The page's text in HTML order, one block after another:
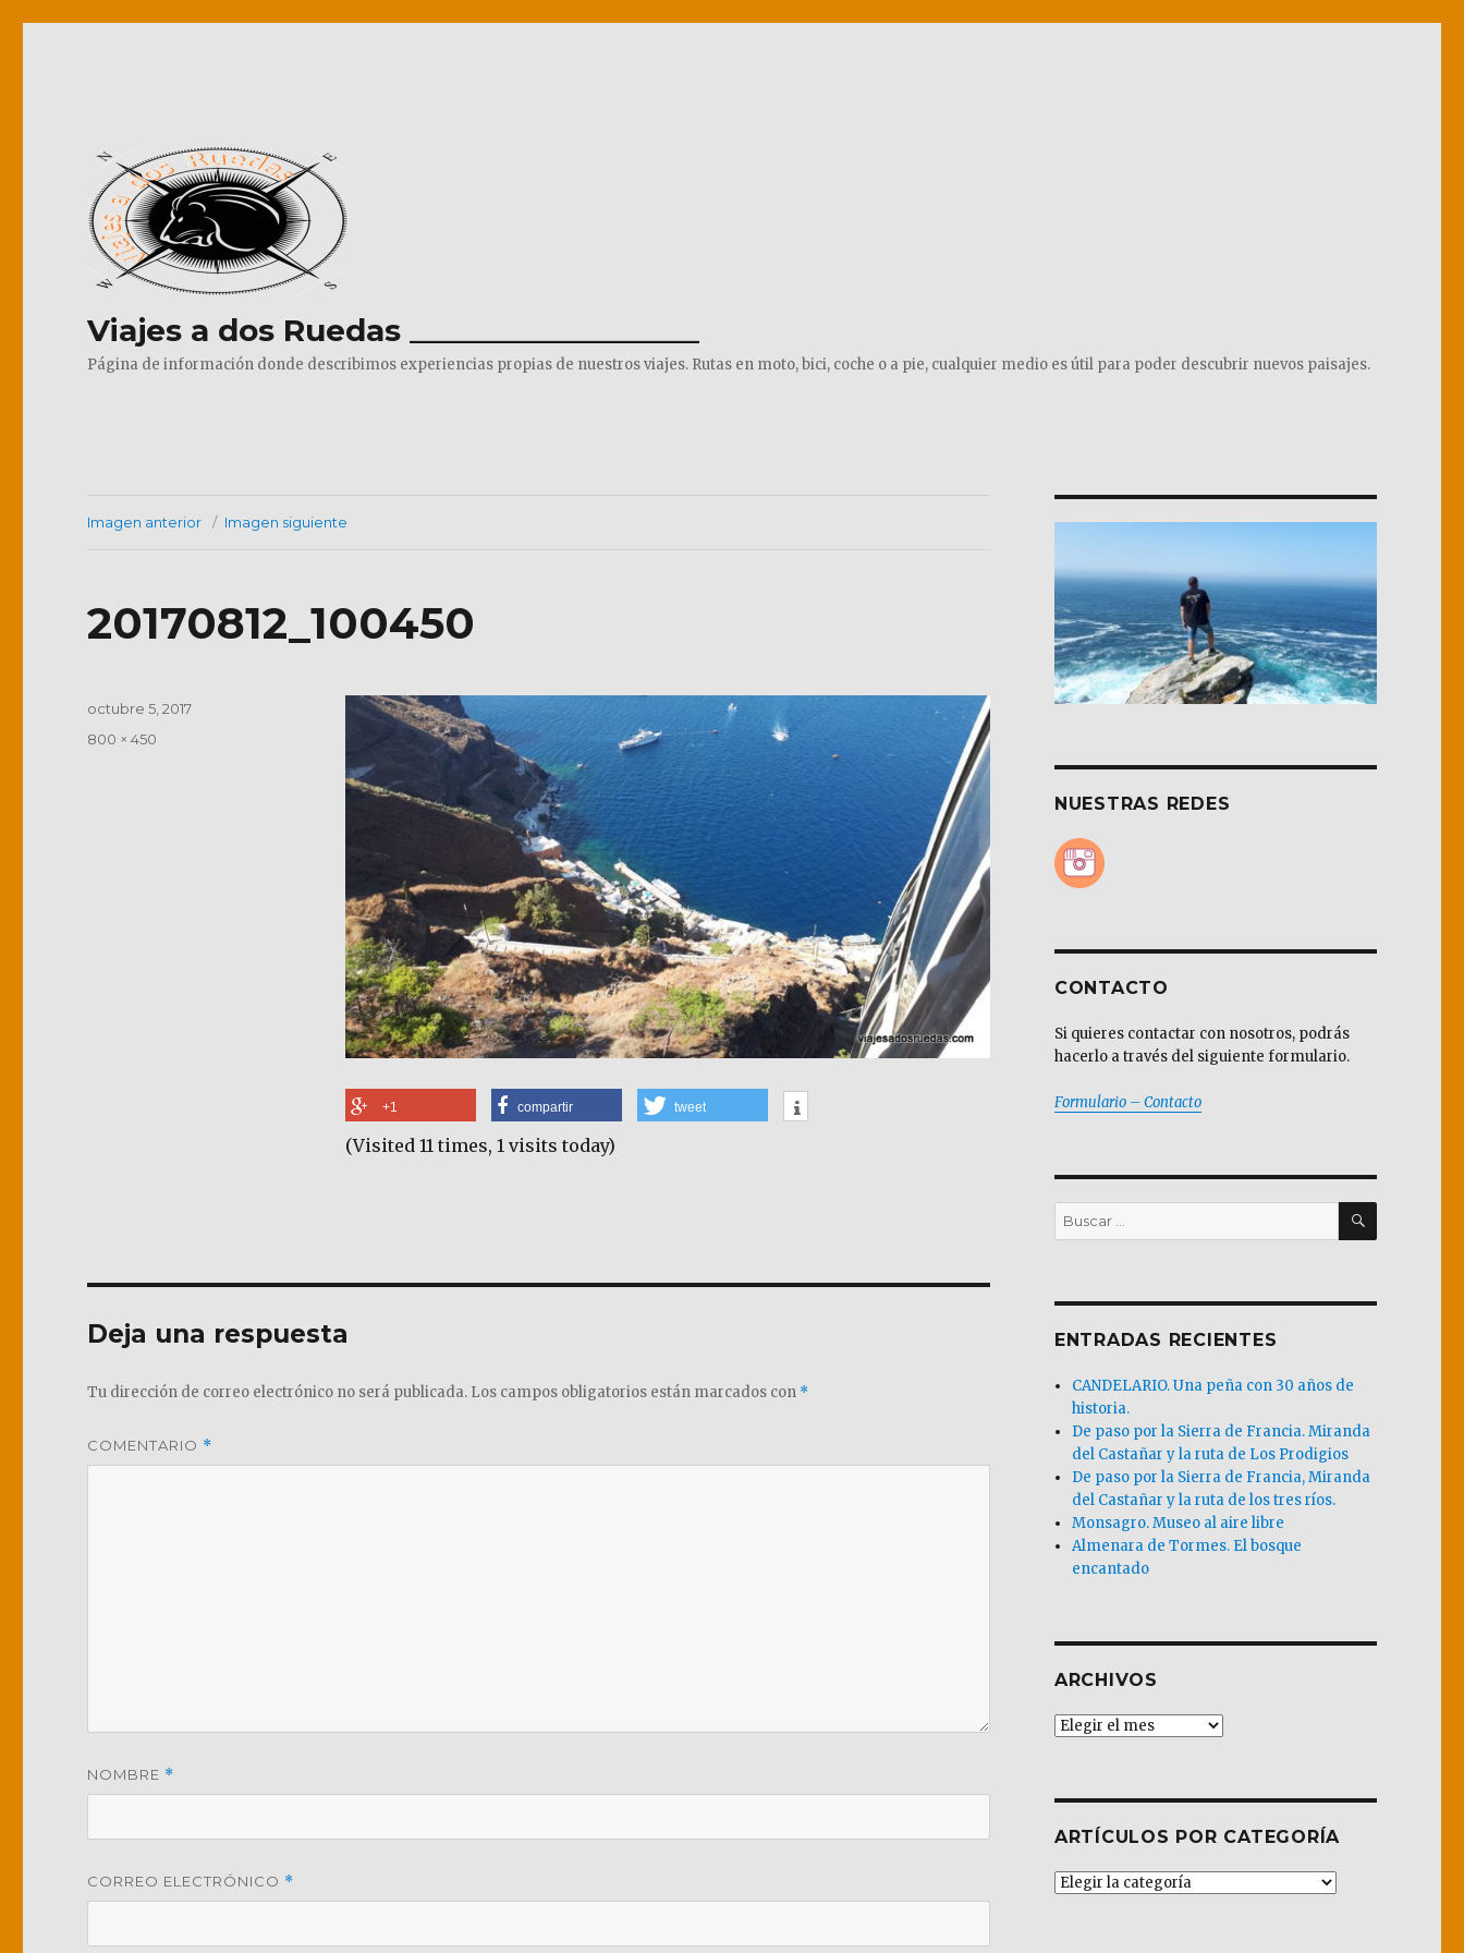
Viajes a dos Ruedas ___________________
Página de información donde describimos experiencias propias de nuestros viajes. Rutas en moto, bici, coche o a pie, cualquier medio es útil para poder descubrir nuevos paisajes.
Imagen anterior Imagen siguiente
20170812_100450
+1 compartir tweet
(Visited 11 times, 1 visits today)
Publicado
octubre 5, 2017
Tamaño
800 × 450
Deja una respuesta
Tu dirección de correo electrónico no será publicada. Los campos obligatorios están marcados con *
COMENTARIO *
NOMBRE *
CORREO ELECTRÓNICO *
NUESTRAS REDES
CONTACTO
Si quieres contactar con nosotros, podrás
hacerlo a través del siguiente formulario.
Formulario – Contacto
Buscar
por:
BUSCAR
ENTRADAS RECIENTES
CANDELARIO. Una peña con 30 años de
historia.
De paso por la Sierra de Francia. Miranda
del Castañar y la ruta de Los Prodigios
De paso por la Sierra de Francia, Miranda
del Castañar y la ruta de los tres ríos.
Monsagro. Museo al aire libre
Almenara de Tormes. El bosque
encantado
ARCHIVOS
Archivos
ARTÍCULOS POR CATEGORÍA
Artículos